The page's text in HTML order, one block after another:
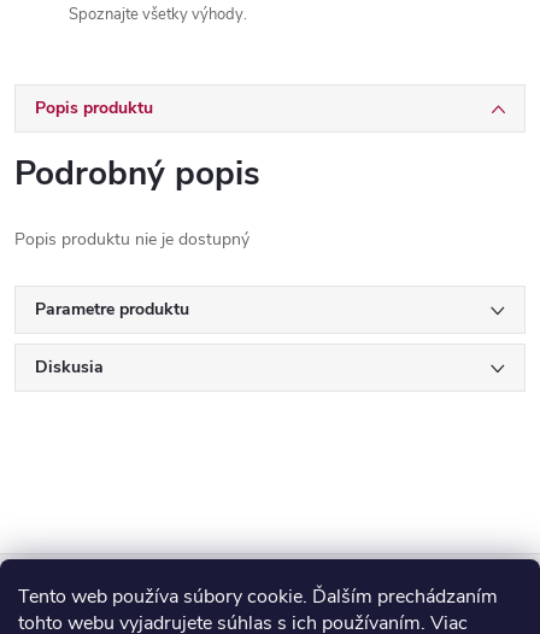
Tento web používa súbory cookie. Ďalším prechádzaním
tohto webu vyjadrujete súhlas s ich používaním. Viac
Spoznajte všetky výhody.
Popis produktu
Podrobný popis
Popis produktu nie je dostupný
Parametre produktu
Diskusia
ZBlog